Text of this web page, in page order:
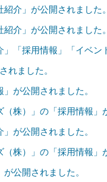
介」が公開されました。
介」が公開されました。
」「採用情報」「イベン
れました。
が公開されました。
（株）」の「採用情報」
が公開されました。
（株）」の「採用情報」
公開されました。